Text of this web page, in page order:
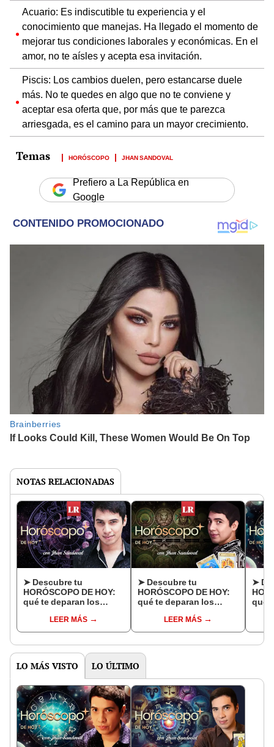
Acuario: Es indiscutible tu experiencia y el
conocimiento que manejas. Ha llegado el momento de
mejorar tus condiciones laborales y económicas. En el
amor, no te aísles y acepta esa invitación.
Piscis: Los cambios duelen, pero estancarse duele
más. No te quedes en algo que no te conviene y
aceptar esa oferta que, por más que te parezca
arriesgada, es el camino para un mayor crecimiento.
HORÓSCOPO JHAN SANDOVAL
Prefiero a La República en
Google
NOTAS RELACIONADAS
➤ Descubre tu
HORÓSCOPO DE HOY:
qué te deparan los
según Jhan Sandoval
LEER MÁS
➤ Descubre tu
HORÓSCOPO DE HOY:
qué te deparan los
según Jhan Sandoval
LEER MÁS
➤
qué
LO MÁS VISTO LO ÚLTIMO